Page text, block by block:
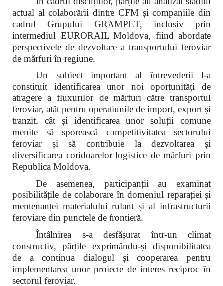
actual al colaborării dintre CFM și companiile din
cadrul Grupului GRAMPET, inclusiv prin
intermediul EURORAIL Moldova, fiind abordate
perspectivele de dezvoltare a transportului feroviar
de mărfuri în regiune.
Un subiect important al întrevederii l-a
constituit identificarea unor noi oportunități de
atragere a fluxurilor de mărfuri către transportul
feroviar, atât pentru operațiunile de import, export și
tranzit, cât și identificarea unor soluții comune
menite să sporească competitivitatea sectorului
feroviar și să contribuie la dezvoltarea și
diversificarea coridoarelor logistice de mărfuri prin
Republica Moldova.
De asemenea, participanții au examinat
posibilitățile de colaborare în domeniul reparației și
mentenanței materialului rulant și al infrastructurii
feroviare din punctele de frontieră.
Întâlnirea s-a desfășurat într-un climat
constructiv, părțile exprimându-și disponibilitatea
de a continua dialogul și cooperarea pentru
implementarea unor proiecte de interes reciproc în
sectorul feroviar.